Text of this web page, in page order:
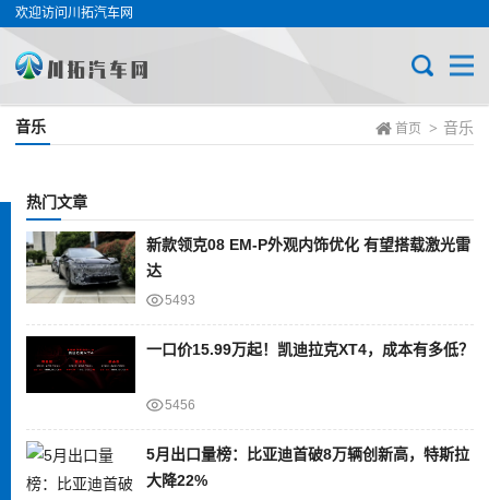
欢迎访问川拓汽车网
首页 > 音乐
音乐
热门文章
新款领克08 EM-P外观内饰优化 有望搭载激光雷
达
5493
一口价15.99万起！凯迪拉克XT4，成本有多低？
5456
5月出口量榜：比亚迪首破8万辆创新高，特斯拉
大降22%